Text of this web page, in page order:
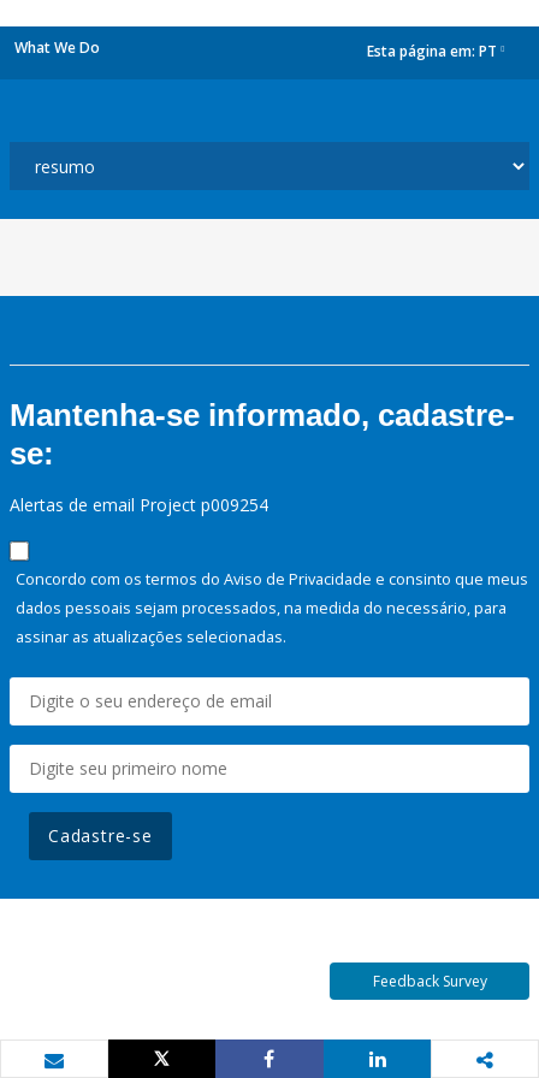
What We Do Esta página em: PT
Mantenha-se informado, cadastre-
se:
Alertas de email Project p009254
Concordo com os termos do Aviso de Privacidade e consinto que meus
dados pessoais sejam processados, na medida do necessário, para
assinar as atualizações selecionadas.
Cadastre-se
Feedback Survey